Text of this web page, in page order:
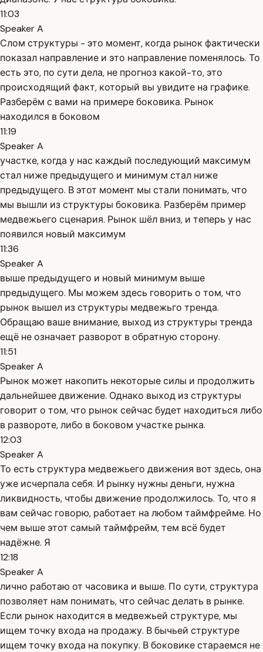
11:03
Speaker A
Слом структуры - это момент, когда рынок фактически
показал направление и это направление поменялось. То
есть это, по сути дела, не прогноз какой-то, это
происходящий факт, который вы увидите на графике.
Разберём с вами на примере боковика. Рынок
находился в боковом
11:19
Speaker A
участке, когда у нас каждый последующий максимум
стал ниже предыдущего и минимум стал ниже
предыдущего. В этот момент мы стали понимать, что
мы вышли из структуры боковика. Разберём пример
медвежьего сценария. Рынок шёл вниз, и теперь у нас
появился новый максимум
11:36
Speaker A
выше предыдущего и новый минимум выше
предыдущего. Мы можем здесь говорить о том, что
рынок вышел из структуры медвежьго тренда.
Обращаю ваше внимание, выход из структуры тренда
ещё не означает разворот в обратную сторону.
11:51
Speaker A
Рынок может накопить некоторые силы и продолжить
дальнейшее движение. Однако выход из структуры
говорит о том, что рынок сейчас будет находиться либо
в развороте, либо в боковом участке рынка.
12:03
Speaker A
То есть структура медвежьего движения вот здесь, она
уже исчерпала себя. И рынку нужны деньги, нужна
ликвидность, чтобы движение продолжилось. То, что я
вам сейчас говорю, работает на любом таймфрейме. Но
чем выше этот самый таймфрейм, тем всё будет
надёжне. Я
12:18
Speaker A
лично работаю от часовика и выше. По сути, структура
позволяет нам понимать, что сейчас делать в рынке.
Если рынок находится в медвежьей структуре, мы
ищем точку входа на продажу. В бычьей структуре
ищем точку входа на покупку. В боковике стараемся не